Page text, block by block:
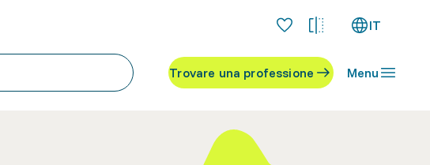
IT
Trovare una professione Menu